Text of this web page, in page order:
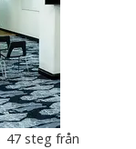
steg från